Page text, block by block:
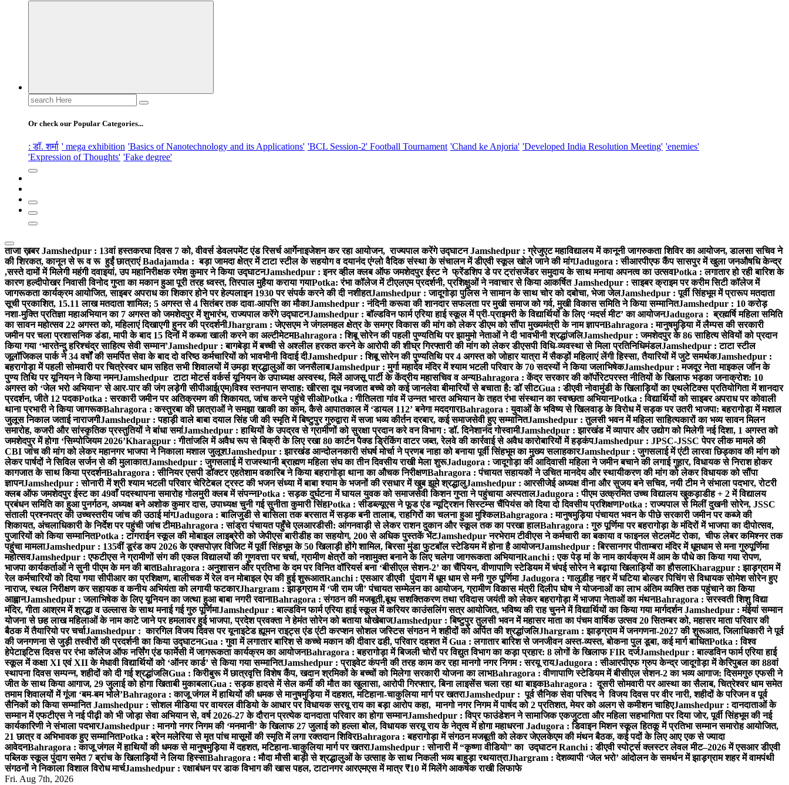
Search
for:
Or check our Popular Categories...
: डॉ. शर्मा ' mega exhibition 'Basics of Nanotechnology and its Applications' 'BCL Session-2' Football Tournament 'Chand ke Anjoria' 'Developed India Resolution Meeting' 'enemies'
'Expression of Thoughts' 'Fake degree'
ताजा ख़बरJamshedpur : 13वां हस्तकरघा दिवस 7 को, वीवर्स डेवलपमेंट एंड रिसर्च आर्गेनाइजेशन कर रहा आयोजन, राज्यपाल करेंगे उद्घाटनJamshedpur : ग्रेजुएट महाविद्यालय में कानूनी जागरुकता शिविर का आयोजन, डालसा सचिव ने
की शिरकत, कानून से रू व रू हुईं छात्राएंBadajamda : बड़ा जामदा क्षेत्र में टाटा स्टील के सहयोग व दयानंद एंग्लो वैदिक संस्था के संचालन में डीएवी स्कूल खोले जाने की मांगJadugora : सीआरपीएफ कैंप सासपुर में खुला जनऔषधि केन्द्र
,सस्ते दामों में मिलेगी महंगी दवाइयां, उप महानिरीक्षक रमेश कुमार ने किया उद्घाटनJamshedpur : इनर व्हील क्लब ऑफ जमशेदपुर ईस्ट ने फ्रेंडशिप डे पर ट्रांसजेंडर समुदाय के साथ मनाया अपनत्व का उत्सवPotka : लगातार हो रही बारिश के
कारण हल्दीपोखर निवासी विनोद गुप्ता का मकान हुआ पूरी तरह ध्वस्त, तिरपाल मुहैया कराया गयाPotka: रंभा कॉलेज में टीएलएम प्रदर्शनी, प्रशिक्षुओं ने नवाचार से किया आकर्षितJamshedpur : साइबर क्राइम पर करीम सिटी कॉलेज में
जागरूकता कार्यक्रम आयोजित, साइबर अपराध का शिकार होने पर हेल्पलाइन 1930 पर संपर्क करने की दी नशीहतJamshedpur : जादूगोड़ा पुलिस ने सामान के साथ चोर को दबोचा, भेजा जेलJamshedpur : पूर्वी सिंहभूम में प्रारूप मतदाता
सूची प्रकाशित, 15.11 लाख मतदाता शामिल; 5 अगस्त से 4 सितंबर तक दावा-आपत्ति का मौकाJamshedpur : नंदिनी करूवा की शानदार सफलता पर मुखी समाज को गर्व, मुखी विकास समिति ने किया सम्मानितJamshedpur : 10 करोड़
नशा-मुक्ति प्रतिज्ञा महाअभियान का 7 अगस्त को जमशेदपुर में शुभारंभ, राज्यपाल करेंगे उद्घाटनJamshedpur : बॉल्डविन फार्म एरिया हाई स्कूल में प्री-प्राइमरी के विद्यार्थियों के लिए ‘मदर्स मीट’ का आयोजनJadugora : ब्रह्मर्षि महिला समिति
का सावन महोत्सव 22 अगस्त को, महिलाएं दिखाएगी हुनर की प्रदर्शनीJhargram : जेएसएम ने जंगलमहल क्षेत्र के समग्र विकास की मांग को लेकर डीएम को सौंपा मुख्यमंत्री के नाम ज्ञापनBahragora : मानुषमुड़िया में लैम्पस की सरकारी
जमीन पर चला प्रशासनिक डंडा, मापी के बाद 15 दिनों में कब्जा खाली करने का अल्टीमेटमBahragora : शिबू सोरेन की पहली पुण्यतिथि पर झामुमो नेताओं ने दी भावभीनी श्रद्धांजलिJamshedpur : जमशेदपुर के 86 साहित्य सेवियों को प्रदान
किया गया ‘भारतेन्दु हरिश्चंद्र साहित्य सेवी सम्मान’Jamshedpur : बागबेड़ा में बच्ची से अश्लील हरकत करने के आरोपी की शीघ्र गिरफ्तारी की मांग को लेकर डीएसपी विधि-व्यवस्था से मिला प्रतिनिधिमंडलJamshedpur : टाटा स्टील
जूलॉजिकल पार्क ने 34 वर्षों की समर्पित सेवा के बाद दो वरिष्ठ कर्मचारियों को भावभीनी विदाई दीJamshedpur : शिबू सोरेन की पुण्यतिथि पर 4 अगस्त को जोहार यात्रा में सैकड़ों महिलाएं लेंगी हिस्सा, तैयारियों में जुटे समर्थकJamshedpur :
बहरागोड़ा में पहली सोमवारी पर चित्रेस्वर धाम सहित सभी शिवालयों में उमड़ा श्रद्धालुओं का जनसैलाबJamshedpur : मुर्गा महादेव मंदिर में श्याम भटली परिवार के 70 सदस्यों ने किया जलाभिषेकJamshedpur : मजदूर नेता माइकल जॉन के
पुण्य तिथि पर यूनियन ने किया नमनJamshedpur टाटा मोटर्स वर्कर्स यूनियन के उपाध्यक्ष अस्वस्थ, मिलें आजसू पार्टी के केंद्रीय महासचिव व अन्यBahragora : केंद्र सरकार की कॉर्पोरेटपरस्त नीतियों के खिलाफ भड़का जनाक्रोश: 10
अगस्त को ‘जेल भरो अभियान’ से आर-पार की जंग लड़ेगी सीपीआई(एम)विश्व स्तनपान सप्ताह: खीरसा दूध नवजात बच्चे को कई जानलेवा बीमारियों से बचाता है: डॉ सीटGua : डीएवी नोवामुंडी के खिलाड़ियों का एथलेटिक्स प्रतियोगिता में शानदार
प्रदर्शन, जीते 12 पदकPotka : सरकारी जमीन पर अतिक्रमण की शिकायत, जांच करने पहुंचे सीओPotka : गीतिलता गांव में उन्नत भारत अभियान के तहत रंभा संस्थान का स्वच्छता अभियानPotka : विद्यार्थियों को साइबर अपराध पर कोवाली
थाना प्रभारी ने किया जागरूकBahragora : कस्तुरबा की छात्राओं ने समझा खाकी का काम, कैसे आपातकाल में ‘डायल 112’ बनेगा मददगारBahragora : युवाओं के भविष्य से खिलवाड़ के विरोध में सड़क पर उतरी भाजपा: बहरागोड़ा में मशाल
जुलूस निकाल जताई नाराजगीJamshedpur : पहाड़ी वाले बाबा दयाल सिंह जी की स्मृति में बिष्टुपुर गुरुद्वारा में सजा भव्य कीर्तन दरबार, कई समाजसेवी हुए सम्मानितJamshedpur : तुलसी भवन में महिला साहित्यकारों का भव्य सावन मिलन
समारोह, कजरी और सांस्कृतिक प्रस्तुतियों ने बांधा समांJamshedpur : हाथियों के उपद्रव से ग्रामीणों को सुरक्षा प्रदान करे वन विभाग : डॉ. दिनेशानंद गोस्वामीJamshedpur : झारखंड में व्यापार और उद्योग को मिलेगी नई दिशा, 1 अगस्त को
जमशेदपुर में होगा ‘सिम्पोजियम 2026’Kharagpur : गीतांजलि में अवैध रूप से बिक्री के लिए रखा 80 कार्टन पैक्ड ड्रिंकिंग वाटर जब्त, रेलवे की कार्रवाई से अवैध कारोबारियों में हड़कंपJamshedpur : JPSC-JSSC पेपर लीक मामले की
CBI जांच की मांग को लेकर महानगर भाजपा ने निकाला मशाल जुलूशJamshedpur : झारखंड आन्दोलनकारी संघर्ष मोर्चा ने प्रणब नाहा को बनाया पूर्वी सिंहभूम का मुख्य सलाहकारJamshedpur : जुगसलाई में एंटी लारवा छिड़काव की मांग को
लेकर पार्षदों ने सिविल सर्जन से की मुलाकातJamshedpur : जुगसलाई में राजस्थानी ब्राह्मण महिला संघ का तीन दिवसीय राखी मेला शुरूJadugora : जादूगोड़ा की आदिवासी महिला ने जमीन बचाने की लगाई गुहार, विधायक से निराश होकर
कागजात के साथ किया प्रदर्शनBahragora : सीनियर एसपी डॉक्टर एहतेशाम वकारिब ने किया बहरागोड़ा थाना का औचक निरीक्षणBahragora : पंचायत सहायकों ने उचित मानदेय और स्थायीकरण की मांग को लेकर विधायक को सौंपा
ज्ञापनJamshedpur : सोनारी में श्री श्याम भटली परिवार चेरिटेबल ट्रस्ट की भजन संध्या में बाबा श्याम के भजनों की रसधार में खुब झूमे श्रद्धालुJamshedpur : आरसीजेई अध्यक्ष वीना और सुजय बने सचिव, नयी टीम ने संभाला पदभार, रोटरी
क्लब ऑफ जमशेदपुर ईस्ट का 49वाँ पदस्थापना समारोह गोलमुरी क्लब में संपन्नPotka : सड़क दुर्घटना में घायल युवक को समाजसेवी किशन गुप्ता ने पहुंचाया अस्पतालJadugora : पीएम उत्क्रमित उच्च विद्यालय खुकड़ाडीह + 2 में विद्यालय
प्रबंधन समिति का हुआ पुनर्गठन, अध्यक्ष बने अशोक कुमार दास, उपाध्यक्ष चुनी गई सुनीता कुमारी सिंहPotka : सीडब्ल्यूएस ने फूड एंड न्यूट्रिशन सिस्टम्स चैंपियंस को दिया दो दिवसीय प्रशिक्षणPotka : राज्यपाल से मिलीं दुखनी सोरेन, JSSC
संताली प्रश्नपत्र की उच्चस्तरीय जांच की उठाई मांगJadugora : बालिजुडी से बासिला तक बरसात में सड़क बनी तालाब, राहगिरों का चलना हुआ मुश्किलBahgragora : मानुषमुड़िया पंचायत भवन के पीछे सरकारी जमीन पर कब्जे की
शिकायत, अंचलाधिकारी के निर्देश पर पहुंची जांच टीमBahragora : सांड्रा पंचायत पहुँचे एलआरडीसी: आंगनवाड़ी से लेकर राशन दुकान और स्कूल तक का परखा हालBahragora : गुरु पूर्णिमा पर बहरागोड़ा के मंदिरों में भाजपा का दीपोत्सव,
पुजारियों को किया सम्मानितPotka : टांगराईन स्कूल की मोबाइल लाइब्रेरी को जेपीएस बारीडीह का सहयोग, 200 से अधिक पुस्तकें भेंटJamshedpur नरभेराम टीवीएस ने कर्मचारी का बकाया व फाइनल सेटलमेंट रोका, चीफ लेबर कमिश्नर तक
पहुंचा मामलाJamshedpur : 135वीं डूरंड कप 2026 के एक्सपोज़र विजिट में पूर्वी सिंहभूम के 50 खिलाड़ी होंगे शामिल, बिरसा मुंडा फुटबॉल स्टेडियम में होना है आयोजनJamshedpur : बिरसानगर पीताम्बरा मंदिर में धूमधाम से मना गुरुपूर्णिमा
महोत्सवJamshedpur : एफटीएस ने ग्रामीणों संग की एकल विद्यालयों की गुणवत्ता पर चर्चा, ग्रामीण क्षेत्रों को नशामुक्त बनाने के लिए चलेगा जागरूकता अभियानRanchi : एक पेड़ मां के नाम कार्यक्रम में आम के पौधे का किया गया रोपण,
भाजपा कार्यकर्ताओं ने सुनी पीएम के मन की बातBahragora : अनुशासन और प्रतिभा के दम पर विनित वॉरियर्स बना ‘बीसीएल सेशन-2’ का चैंपियन, वीणापाणि स्टेडियम में चंपई सोरेन ने बढ़ाया खिलाड़ियों का हौसलाKharagpur : झाड़ग्राम में
रेल कर्मचारियों को दिया गया सीपीआर का प्रशिक्षण, बालीचक में रेल वन मोबाइल ऐप की हुई शुरूआतRanchi : एसआर डीएवी पुंदाग में धूम धाम से मनी गुरु पूर्णिमाJadugora : गालूडीह नहर में घटिया बोल्डर पिचिंग से विधायक सोमेश सोरेन हुए
नाराज, स्थल निरीक्षण कर सहायक व कनीय अभियंता को लगायी फटकारJhargram : झाड़ग्राम में ‘जी राम जी’ पंचायत सम्मेलन का आयोजन, ग्रामीण विकास मंत्री दिलीप घोष ने योजनाओं का लाभ अंतिम व्यक्ति तक पहुंचाने का किया
आह्वानJamshedpur : जलाभिषेक के लिए यूनियन का जत्था हुआ बाबा नगरी रवानाBahragora : संगठन की मजबूती,बूथ सशक्तिकरण तथा रविदास जयंती को लेकर बहरागोड़ा में भाजपा नेताओं का मंथनBahragora : सरस्वती शिशु विद्या
मंदिर, गीता आश्रम में श्रद्धा व उल्लास के साथ मनाई गई गुरु पूर्णिमाJamshedpur : बाल्डविन फार्म एरिया हाई स्कूल में करियर काउंसलिंग सत्र आयोजित, भविष्य की राह चुनने में विद्यार्थियों का किया गया मार्गदर्शनJamshedpur : मंईयां सम्मान
योजना से छह लाख महिलाओं के नाम काटे जाने पर हमलावर हुई भाजपा, प्रदेश प्रवक्ता ने हेमंत सोरेन को बताया धोखेबाजJamshedpur : बिष्टुपुर तुलसी भवन में महासर माता का पंचम वार्षिक उत्सव 20 सितम्बर को, महासर माता परिवार की
बैठक में तैयारियो पर चर्चाJamshedpur : कारगिल विजय दिवस पर यूनाइटेड ह्यूमन राइट्स एंड एंटी करप्शन सोशल जस्टिस संगठन ने शहीदों को अर्पित की श्रद्धांजलिJhargram : झाड़ग्राम में जनगणना-2027 की शुरूआत, जिलाधिकारी ने पूर्व
की जनगणना से जुड़ी तस्वीरों की प्रदर्शनी का किया उद्घाटनGua : गुवा में लगातार बारिश से कच्चे मकान की दीवार ढही, परिवार दहशत मेंGua : लगातार बारिश से जनजीवन अस्त-व्यस्त, बोकना पुल डूबा, कई मार्ग बाधितPotka : विश्व
हेपेटाइटिस दिवस पर रंभा कॉलेज ऑफ नर्सिंग एंड फार्मेसी में जागरूकता कार्यक्रम का आयोजनBahragora : बहरागोड़ा में बिजली चोरों पर विद्युत विभाग का कड़ा प्रहार: 8 लोगों के खिलाफ FIR दर्जJamshedpur : बाल्डविन फार्म एरिया हाई
स्कूल में कक्षा XI एवं XII के मेधावी विद्यार्थियों को ‘ऑनर कार्ड’ से किया गया सम्मानितJamshedpur : प्राइवेट कंपनी की तरह काम कर रहा मानगो नगर निगम : सरयू रायJadugora : सीआरपीएफ ग्रुप केन्द्र जादूगोड़ा में केरिपुबल का 88वां
स्थापना दिवस सम्पन्न, शहीदों को दी गई श्रद्धांजलिGua : किरीबुरू में छात्रवृत्ति विशेष कैंप, खदान श्रमिकों के बच्चों को मिलेगा सरकारी योजना का लाभBahragora : वीणापाणि स्टेडियम में बीसीएल सेशन-2 का भव्य आगाज: दिसमगुरु एफसी ने
जीत के साथ किया आगाज, 29 जुलाई को होगा खिताबी मुकाबलाGua : सड़क हादसे में सेल कर्मी की मौत का खुलासा, आरोपी गिरफ्तार, बिना लाइसेंस चला रहा था बाइकBahragora : दूसरी सोमवारी पर आस्था का सैलाब, चित्रेश्वर धाम समेत
तमाम शिवालयों में गूंजा ‘बम-बम भोले’Bahragora : काजू जंगल में हाथियों की धमक से मानुषमुड़िया में दहशत, मटिहाना-चाकुलिया मार्ग पर खतराJamshedpur : पूर्व सैनिक सेवा परिषद ने विजय दिवस पर वीर नारी, शहीदों के परिजन व पूर्व
सैनिकों को किया सम्मानितJamshedpur : सोशल मीडिया पर वायरल वीडियो के आधार पर विधायक सरयू राय का बड़ा आरोप कहा, मानगो नगर निगम में पार्षद को 2 प्रतिशत, मेयर को अलग से कमीशन चाहिएJamshedpur : दानदाताओं के
सम्मान में एफटीएस ने नई पीढ़ी को भी जोड़ा सेवा अभियान से, वर्ष 2026-27 के दौरान प्रत्येक दानदाता परिवार का होगा सम्मानJamshedpur : विप्र फाउंडेशन ने सामाजिक एकजुटता और महिला सहभागिता पर दिया जोर, पूर्वी सिंहभूम की नई
कार्यकारिणी ने संभाला पदभारJamshedpur : मानगो नगर निगम की ‘मनमानी’ के खिलाफ 27 जुलाई को हल्ला बोल, विधायक सरयू राय के नेतृत्व में होगा महाधरनाJadugora : डिवाइन मिशन स्कूल हितकू में प्रतिभा सम्मान समारोह आयोजित,
21 छात्र व अभिभावक हुए सम्मानितPotka : ब्रेन मलेरिया से मृत पांच मासूमों की स्मृति में लगा रक्तदान शिविरBahragora : बहरागोड़ा में संगठन मजबूती को लेकर जेएलकेएम की मंथन बैठक, कई पदों के लिए आए एक से ज्यादा
आवेदनBahragora : काजू जंगल में हाथियों की धमक से मानुषमुड़िया में दहशत, मटिहाना-चाकुलिया मार्ग पर खतराJamshedpur : सोनारी में “कृष्णा वीडियो” का उद्घाटनRanchi : डीएवी स्पोर्ट्स क्लस्टर लेवल मीट–2026 में एसआर डीएवी
पब्लिक स्कूल पुंदाग समेत 7 ब्रांच के खिलाड़ियों ने लिया हिस्साBahragora : मौदा मौसी बाड़ी से श्रद्धालुओं के उत्साह के साथ निकली भव्य बाहुड़ा रथयात्राJhargram : देशव्यापी ‘जेल भरो’ आंदोलन के समर्थन में झाड़ग्राम शहर में वामपंथी
संगठनों ने निकाला विशाल विरोध मार्चJamshedpur : रक्षाबंधन पर डाक विभाग की खास पहल, टाटानगर आरएमएस में मात्र ₹10 में मिलेंगे आकर्षक राखी लिफाफे
Fri. Aug 7th, 2026